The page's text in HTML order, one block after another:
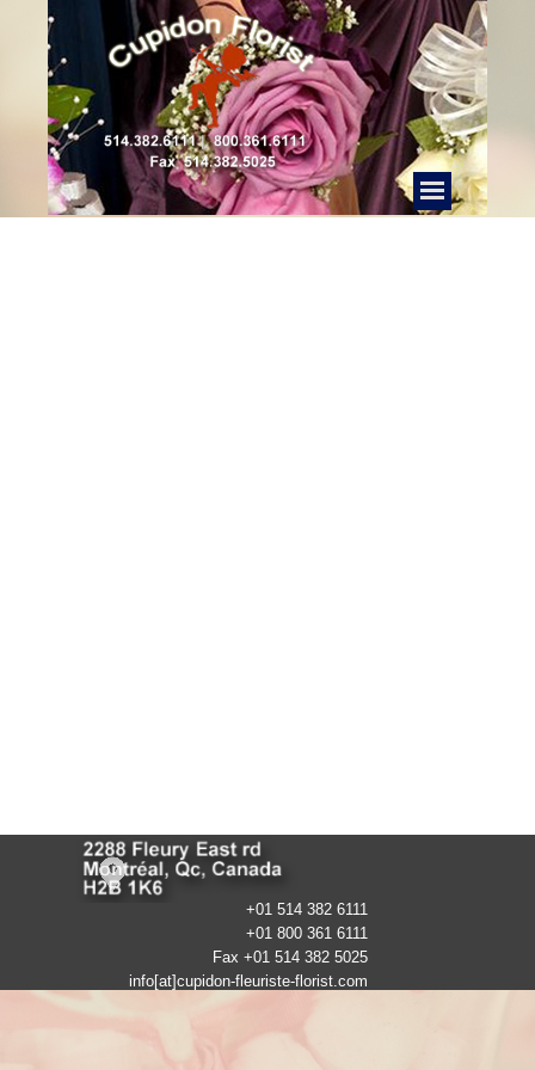
+01 514 382 6111
+01 800 361 6111
Fax +01 514 382 5025
info[at]cupidon-fleuriste-florist.com